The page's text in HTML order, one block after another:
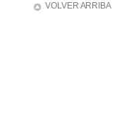
VOLVER ARRIBA